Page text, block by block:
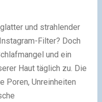
und strahlender
Filter? Doch
und ein
Haut täglich zu. Die
Poren, Unreinheiten